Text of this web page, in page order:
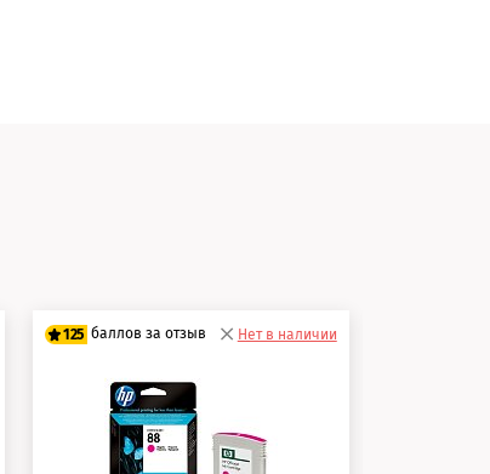
125 баллов за отзыв
100 баллов
125 баллов
Нет в наличии